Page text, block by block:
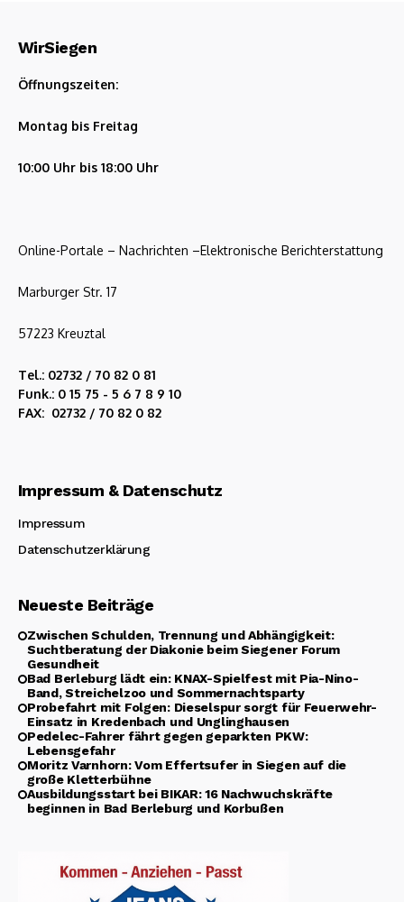
WirSiegen
Öffnungszeiten:
Montag bis Freitag
10:00 Uhr bis 18:00 Uhr
Online-Portale – Nachrichten –Elektronische Berichterstattung
Marburger Str. 17
57223 Kreuztal
Tel.: 02732 / 70 82 0 81
Funk.: 0 15 75 - 5 6 7 8 9 10
FAX: 02732 / 70 82 0 82
Impressum & Datenschutz
Impressum
Datenschutzerklärung
Neueste Beiträge
Zwischen Schulden, Trennung und Abhängigkeit:
Suchtberatung der Diakonie beim Siegener Forum
Gesundheit
Bad Berleburg lädt ein: KNAX-Spielfest mit Pia-Nino-
Band, Streichelzoo und Sommernachtsparty
Probefahrt mit Folgen: Dieselspur sorgt für Feuerwehr-
Einsatz in Kredenbach und Unglinghausen
Pedelec-Fahrer fährt gegen geparkten PKW:
Lebensgefahr
Moritz Varnhorn: Vom Effertsufer in Siegen auf die
große Kletterbühne
Ausbildungsstart bei BIKAR: 16 Nachwuchskräfte
beginnen in Bad Berleburg und Korbußen